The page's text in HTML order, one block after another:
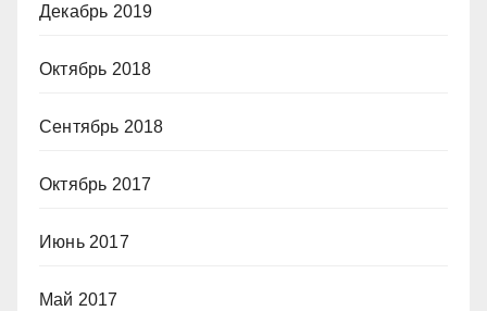
Декабрь 2019
Октябрь 2018
Сентябрь 2018
Октябрь 2017
Июнь 2017
Май 2017